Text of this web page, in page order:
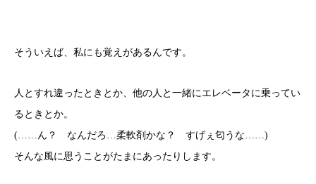
そういえば、私にも覚えがあるんです。
人とすれ違ったときとか、他の人と一緒にエレベータに乗ってい
るときとか。
(……ん？ なんだろ…柔軟剤かな？ すげぇ匂うな……)
そんな風に思うことがたまにあったりします。